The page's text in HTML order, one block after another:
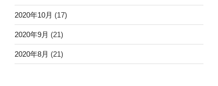
2020年10月 (17)
2020年9月 (21)
2020年8月 (21)